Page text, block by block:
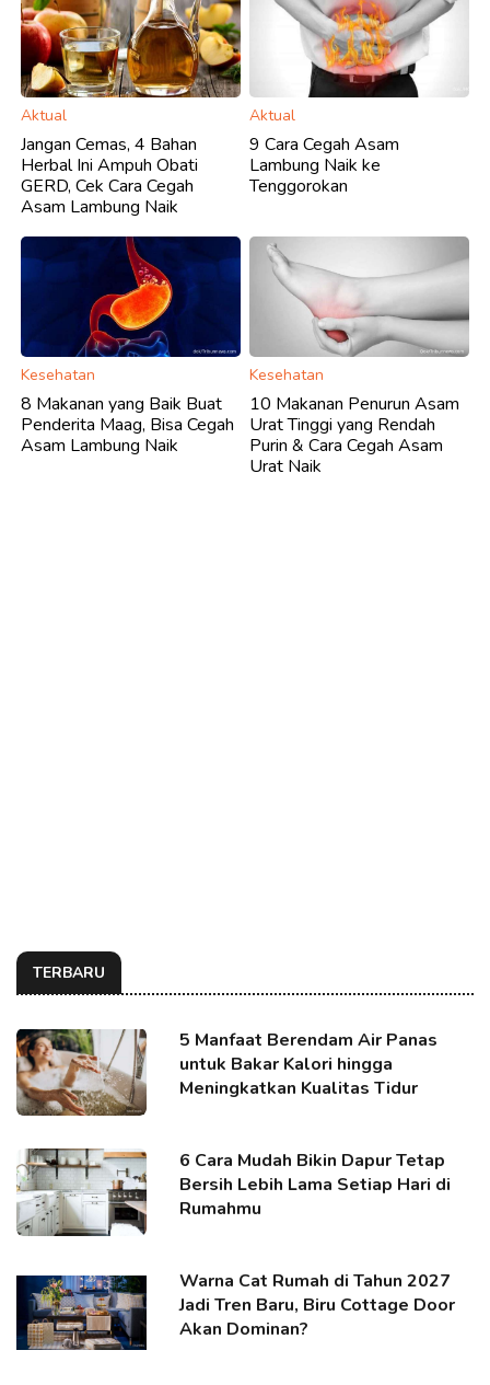
Aktual
Jangan Cemas, 4 Bahan
Herbal Ini Ampuh Obati
GERD, Cek Cara Cegah
Asam Lambung Naik
Aktual
9 Cara Cegah Asam
Lambung Naik ke
Tenggorokan
Kesehatan
8 Makanan yang Baik Buat
Penderita Maag, Bisa Cegah
Asam Lambung Naik
Kesehatan
10 Makanan Penurun Asam
Urat Tinggi yang Rendah
Purin & Cara Cegah Asam
Urat Naik
TERBARU
5 Manfaat Berendam Air Panas
untuk Bakar Kalori hingga
Meningkatkan Kualitas Tidur
6 Cara Mudah Bikin Dapur Tetap
Bersih Lebih Lama Setiap Hari di
Rumahmu
Warna Cat Rumah di Tahun 2027
Jadi Tren Baru, Biru Cottage Door
Akan Dominan?